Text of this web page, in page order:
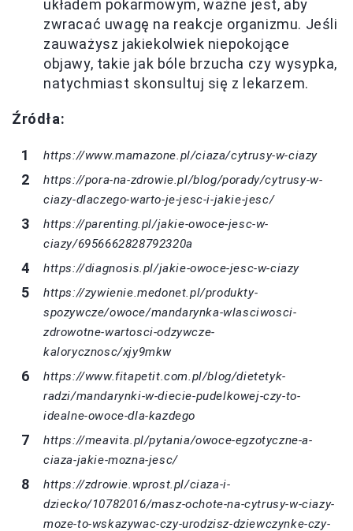
układem pokarmowym, ważne jest, aby
zwracać uwagę na reakcje organizmu. Jeśli
zauważysz jakiekolwiek niepokojące
objawy, takie jak bóle brzucha czy wysypka,
natychmiast skonsultuj się z lekarzem.
Źródła:
https://www.mamazone.pl/ciaza/cytrusy-w-ciazy
https://pora-na-zdrowie.pl/blog/porady/cytrusy-w-
ciazy-dlaczego-warto-je-jesc-i-jakie-jesc/
https://parenting.pl/jakie-owoce-jesc-w-
ciazy/6956662828792320a
https://diagnosis.pl/jakie-owoce-jesc-w-ciazy
https://zywienie.medonet.pl/produkty-
spozywcze/owoce/mandarynka-wlasciwosci-
zdrowotne-wartosci-odzywcze-
kalorycznosc/xjy9mkw
https://www.fitapetit.com.pl/blog/dietetyk-
radzi/mandarynki-w-diecie-pudelkowej-czy-to-
idealne-owoce-dla-kazdego
https://meavita.pl/pytania/owoce-egzotyczne-a-
ciaza-jakie-mozna-jesc/
https://zdrowie.wprost.pl/ciaza-i-
dziecko/10782016/masz-ochote-na-cytrusy-w-ciazy-
moze-to-wskazywac-czy-urodzisz-dziewczynke-czy-